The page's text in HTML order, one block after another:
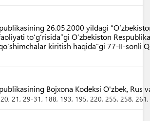
26.05.2000 yildagi
to‘g‘risida”gi O‘zbekiston
kiritish haqida”gi 77-II-sonli
Bojxona Kodeksi O'zbek, Rus
, 21 , 29-31 , 188, 193, 195, 220, 255, 258, 261